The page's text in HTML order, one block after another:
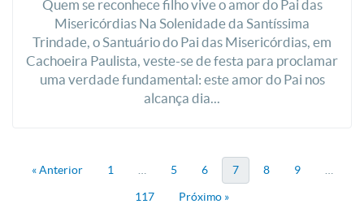
Quem se reconhece filho vive o amor do Pai das
Misericórdias Na Solenidade da Santíssima
Trindade, o Santuário do Pai das Misericórdias, em
Cachoeira Paulista, veste-se de festa para proclamar
uma verdade fundamental: este amor do Pai nos
alcança dia...
« Anterior 1 5 6 7 8 9
117 Próximo »